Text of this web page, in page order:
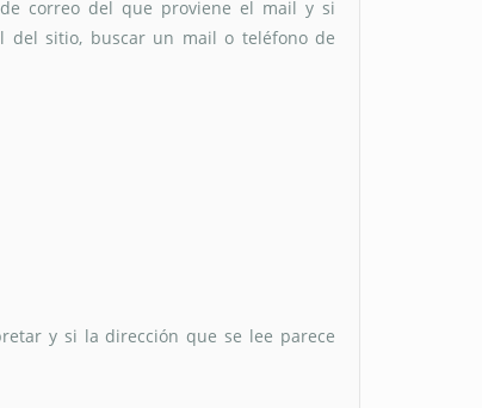
correo del que proviene el mail y si
del sitio, buscar un mail o teléfono de
y si la dirección que se lee parece